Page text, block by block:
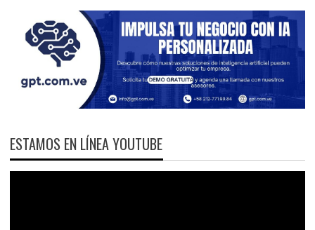
ESTAMOS EN LÍNEA YOUTUBE